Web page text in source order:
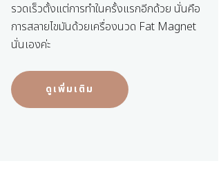
รวดเร็วตั้งแต่การทำในครั้งแรกอีกด้วย นั่นคือ
การสลายไขมันด้วยเครื่องนวด Fat Magnet
นั่นเองค่ะ
ดูเพิ่มเติม